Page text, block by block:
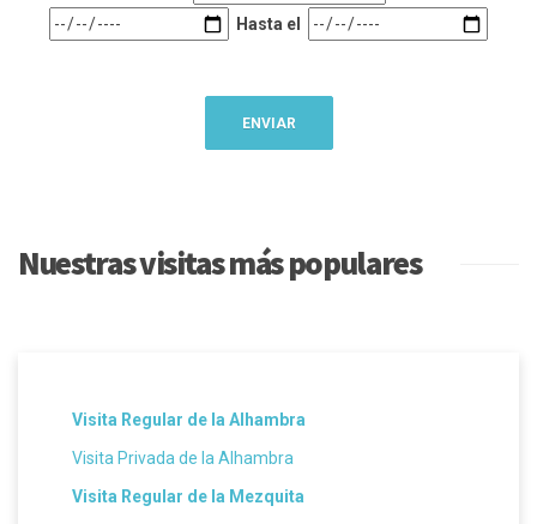
Hasta el
Nuestras visitas más populares
Visita Regular de la Alhambra
Visita Privada de la Alhambra
Visita Regular de la Mezquita